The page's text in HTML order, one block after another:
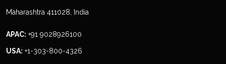
Maharashtra 411028, India
APAC: +91 9028926100
USA: +1-303-800-4326